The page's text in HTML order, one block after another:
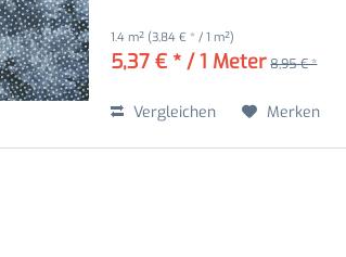
1.4 m² (3,84 € * / 1 m²)
5,37 € * / 1 Meter 8,95 € *
Vergleichen Merken